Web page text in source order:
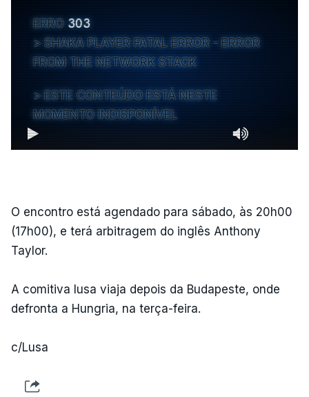
ERRO 303
SHAKA PLAYER FATAL ERROR - ERROR
FROM THE NETWORK STACK
ESTE CONTEÚDO ESTÁ NESTE
MOMENTO INDISPONÍVEL
O encontro está agendado para sábado, às 20h00
(17h00), e terá arbitragem do inglês Anthony
Taylor.
A comitiva lusa viaja depois da Budapeste, onde
defronta a Hungria, na terça-feira.
c/Lusa